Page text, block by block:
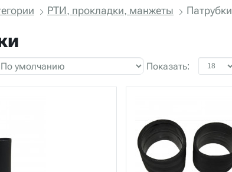
РТИ, прокладки, манжеты Патрубки
Показать: